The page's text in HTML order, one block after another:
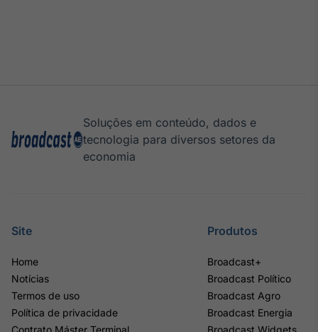
Soluções em conteúdo, dados e
tecnologia para diversos setores da
economia
Site
Home
Notícias
Termos de uso
Política de privacidade
Contrato Máster Terminal
Produtos
Broadcast+
Broadcast Político
Broadcast Agro
Broadcast Energia
Broadcast Widgets